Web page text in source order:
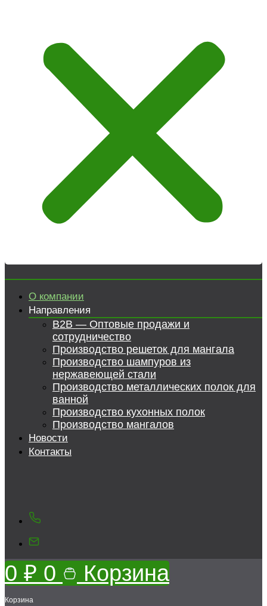
О компании
Направления
B2B — Оптовые продажи и
сотрудничество
Производство решеток для мангала
Производство шампуров из
нержавеющей стали
Производство металлических полок для
ванной
Производство кухонных полок
Производство мангалов
Новости
Контакты
0 ₽ 0 Корзина
Корзина